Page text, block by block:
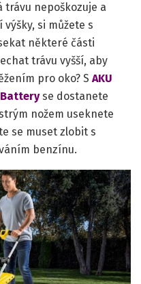
nepoškozuje a
si můžete s
některé části
trávu vyšší, aby
pro oko? S AKU
Batteryse dostanete
nožem useknete
se muset zlobit s
benzínu.